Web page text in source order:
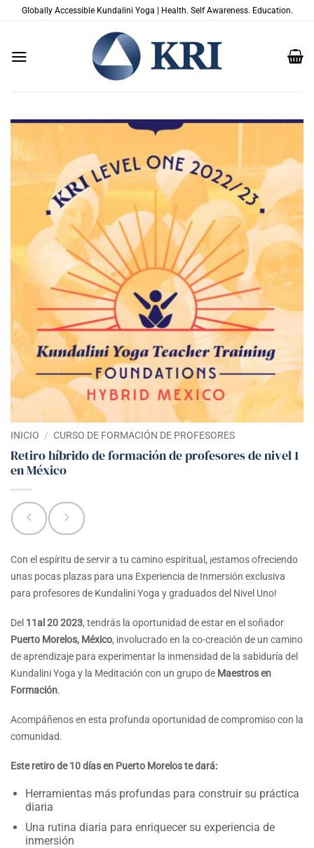
SaltarGlobally Accessible Kundalini Yoga | Health. Self Awareness. Education.
INICIO / CURSO DE FORMACIÓN DE PROFESORES
Retiro híbrido de formación de profesores de nivel 1
en México
Con el espíritu de servir a tu camino espiritual, ¡estamos ofreciendo
unas pocas plazas para una Experiencia de Inmersión exclusiva
para profesores de Kundalini Yoga y graduados del Nivel Uno!
Del 11al 202023, tendrás la oportunidad de estar en el soñador
Puerto Morelos, México, involucrado en la co-creación de un camino
de aprendizaje para experimentar la inmensidad de la sabiduría del
Kundalini Yoga y la Meditación con un grupo de Maestros en
Formación.
Acompáñenos en esta profunda oportunidad de compromiso con la
comunidad.
Este retiro de 10 días en Puerto Morelos te dará:
Herramientas más profundas para construir su práctica
diaria
Una rutina diaria para enriquecer su experiencia de
inmersión